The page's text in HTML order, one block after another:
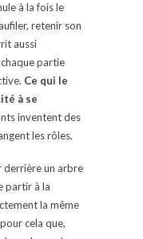
à la fois le
retenir son
aussi
partie
Ce qui le
à se
inventent des
les rôles.
derrière un arbre
partir à la
la même
cela que,